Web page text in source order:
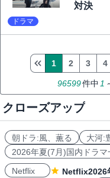
対決
ドラマ
96599件中 1
1 2 3 4
クローズアップ
朝ドラ:風、薫る 大河:
2026年夏(7月)国内ドラマ
Netflix
Netflix2026